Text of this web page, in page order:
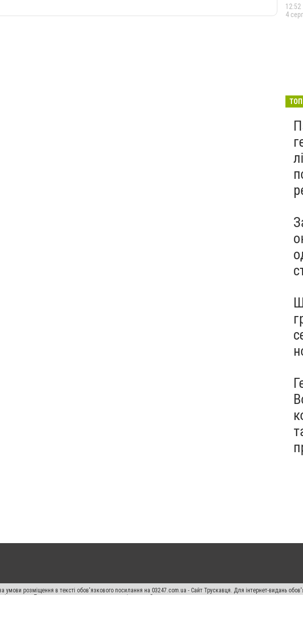
12:52
4
умови розміщення в тексті обов'язкового посилання на 03247.com.ua - Сайт Трускавця. Для інтернет-видань
джерела. Порушення виняткових прав переслідується Законом.